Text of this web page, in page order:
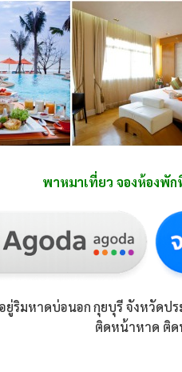
พาหมาเที่ยว จองห้องพั
ยู่ริมหาดบ่อนอก กุยบุรี จังหวัด
ติดหน้าหาด ติด